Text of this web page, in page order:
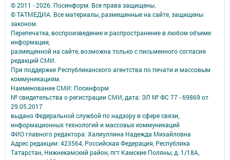
© 2011 - 2026. Посинформ. Все права защищены.
© ТАТМЕДИА. Все материалы, размещенные на сайте, защищены
законом.
Перепечатка, воспроизведение и распространение в любом объеме
информации,
размещенной на сайте, возможна только с письменного согласия
редакций СМИ.
При поддержке Республиканского агентства по печати и массовым
коммуникациям.
Наименование СМИ: Посинформ
№ свидетельства о регистрации СМИ, дата: ЭЛ № ФС 77 - 69869 от
29.05.2017
выдано Федеральной службой по надзору в сфере связи,
информационных технологий и массовых коммуникаций
ФИО главного редактора: Халиуллина Надежда Михайловна
Адрес редакции: 423564, Российская Федерация, Республика
Татарстан, Нижнекамский район, пгт Камские Поляны, д. 1/18А,